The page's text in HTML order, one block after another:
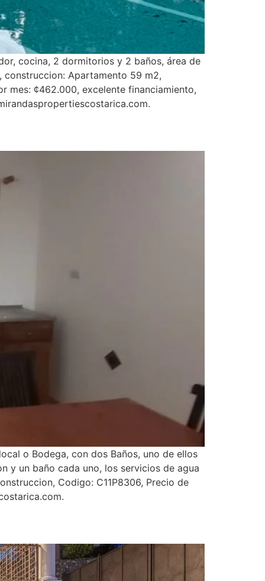
cocina, 2 dormitorios y 2 baños, área de
construccion: Apartamento 59 m2,
mes: ¢462.000, excelente financiamiento,
o Bodega, con dos Baños, uno de ellos
y un baño cada uno, los servicios de agua
Codigo: C11P8306, Precio de